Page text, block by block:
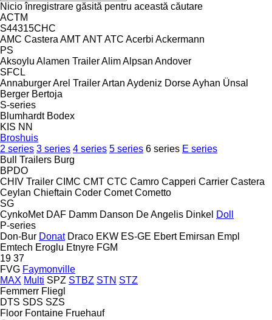
Nicio înregistrare găsită pentru această căutare
ACTM
S44315CHC
AMC Castera AMTANTATC Acerbi Ackermann
PS
Aksoylu Alamen TrailerAlimAlpsan Andover
SFCL
AnnaburgerArel TrailerArtan Aydeniz DorseAyhan Ünsal
Berger Bertoja
S-series
Blumhardt Bodex
KIS NN
Broshuis
2 series 3 series 4 series 5 series 6 series E series
Bull Trailers Burg
BPDO
CHIV Trailer CIMC CMT CTC Camro Capperi Carrier Castera
Ceylan Chieftain Coder Comet Cometto
SG
CynkoMet DAF Damm Danson De Angelis Dinkel Doll
P-series
Don-Bur Donat Draco EKW ES-GE Ebert Emirsan Empl
Emtech Eroglu Etnyre FGM
19 37
FVG Faymonville
MAX Multi SPZ STBZ STN STZ
Femmerr Fliegl
DTS SDS SZS
Floor Fontaine Fruehauf